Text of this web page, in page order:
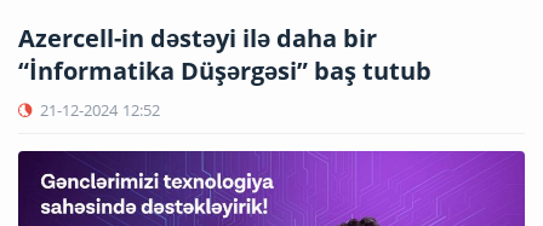
Azercell-in dəstəyi ilə daha bir
“İnformatika Düşərgəsi” baş tutub
21-12-2024 12:52